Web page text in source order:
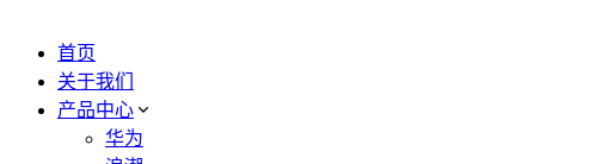
首页
关于我们
产品中心
华为